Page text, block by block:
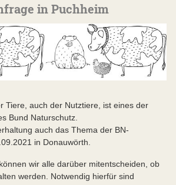
in Puchheim
Tiere, auch der Nutztiere, ist eines der
Bund Naturschutz.
auch das Thema der BN-
in Donauwörth.
wir alle darüber mitentscheiden, ob
werden. Notwendig hierfür sind